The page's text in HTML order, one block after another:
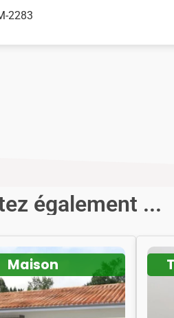
2283
également ...
Maison